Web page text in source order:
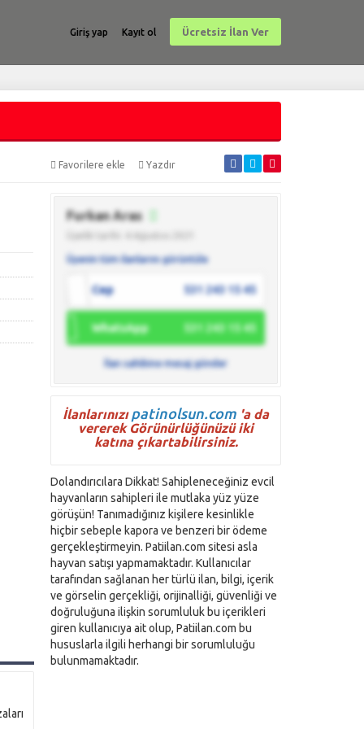
Giriş yap Kayıt ol Ücretsiz İlan Ver
Favorilere ekle Yazdır
Furkan Aras
Üyenin tüm ilanlarını görüntüle
Cep 531 243 15 45
WhatsApp 531 243 15 45
İlan sahibine mesaj gönder
İlanlarınızı patinolsun.com 'a da
vererek Görünürlüğünüzü iki
katına çıkartabilirsiniz.
Dolandırıcılara Dikkat! Sahipleneceğiniz evcil
hayvanların sahipleri ile mutlaka yüz yüze
görüşün! Tanımadığınız kişilere kesinlikle
hiçbir sebeple kapora ve benzeri bir ödeme
gerçekleştirmeyin. Patiilan.com sitesi asla
hayvan satışı yapmamaktadır. Kullanıcılar
tarafından sağlanan her türlü ilan, bilgi, içerik
ve görselin gerçekliği, orijinalliği, güvenliği ve
doğruluğuna ilişkin sorumluluk bu içerikleri
giren kullanıcıya ait olup, Patiilan.com bu
hususlarla ilgili herhangi bir sorumluluğu
bulunmamaktadır.